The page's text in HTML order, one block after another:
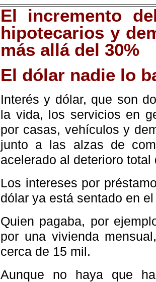
El incremento
hipotecarios y
más allá del 30%
El dólar nadie lo
Interés y dólar, que son
la vida, los servicios en
por casas, vehículos y
junto a las alzas de
acelerado al deterioro
Los intereses por
dólar ya está sentado en
Quien pagaba, por
por una vivienda
cerca de 15 mil.
Aunque no haya que